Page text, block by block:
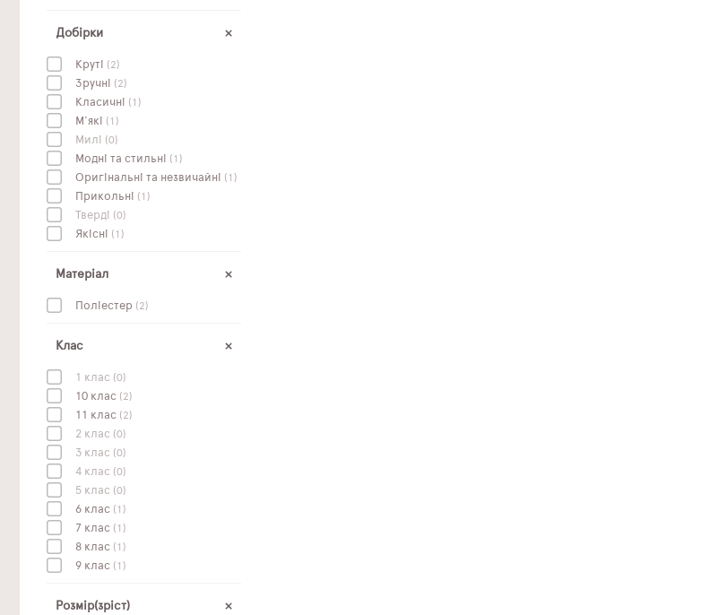
Добірки
Круті (2)
Зручні (2)
Класичні (1)
М'які (1)
Милі (0)
Модні та стильні (1)
Оригінальні та незвичайні (1)
Прикольні (1)
Тверді (0)
Якісні (1)
Матеріал
Поліестер (2)
Клас
1 клас (0)
10 клас (2)
11 клас (2)
2 клас (0)
3 клас (0)
4 клас (0)
5 клас (0)
6 клас (1)
7 клас (1)
8 клас (1)
9 клас (1)
Розмір(зріст)